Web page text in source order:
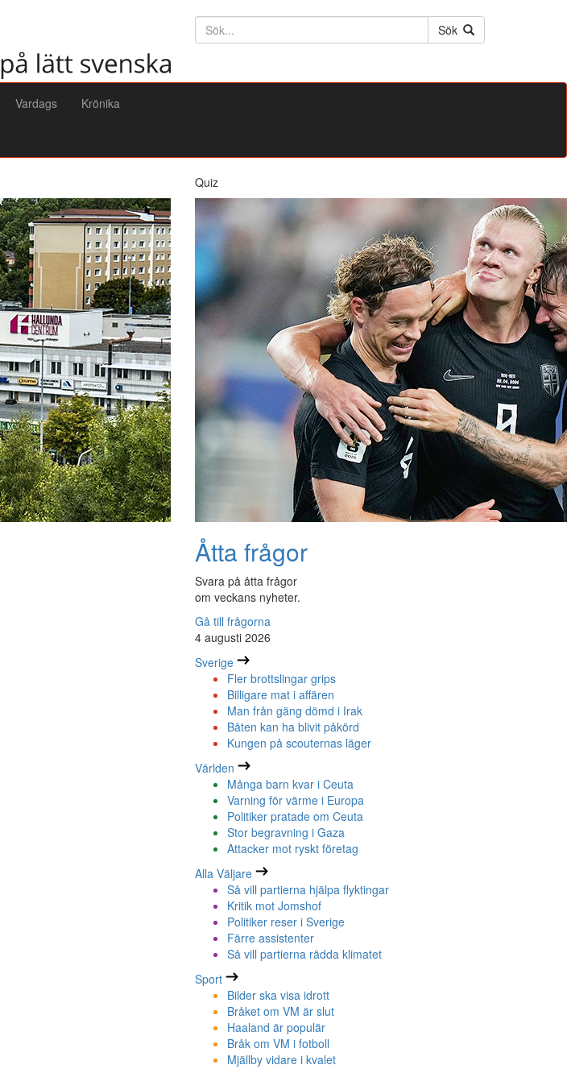
Söktext
Sök
Vardags Krönika
Quiz
Åtta frågor
Svara på åtta frågor
om veckans nyheter.
Gå till frågorna
4 augusti 2026
Sverige
Fler brottslingar grips
Billigare mat i affären
Man från gäng dömd i Irak
Båten kan ha blivit påkörd
Kungen på scouternas läger
Världen
Många barn kvar i Ceuta
Varning för värme i Europa
Politiker pratade om Ceuta
Stor begravning i Gaza
Attacker mot ryskt företag
Alla Väljare
Så vill partierna hjälpa flyktingar
Kritik mot Jomshof
Politiker reser i Sverige
Färre assistenter
Så vill partierna rädda klimatet
Sport
Bilder ska visa idrott
Bråket om VM är slut
Haaland är populär
Bråk om VM i fotboll
Mjällby vidare i kvalet